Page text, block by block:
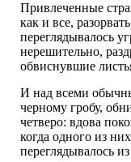
Привлеченные
как и все,
переглядывалось
нерешительно,
обвиснувшие
И над всеми
черному гробу,
четверо: вдова
когда одного из
переглядывалось